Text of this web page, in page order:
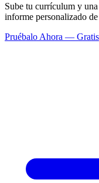
Sube tu currículum y
informe personalizado
Pruébalo Ahora — Gratis